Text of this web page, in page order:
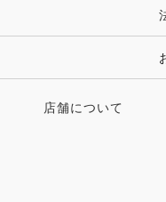
店舗について